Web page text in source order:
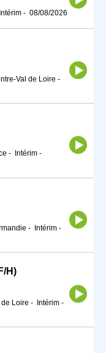
Intérim - 08/08/2026
Val de Loire -
- Intérim -
- Intérim -
H)
Loire - Intérim -